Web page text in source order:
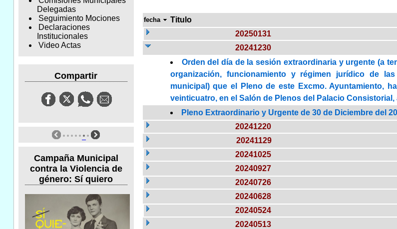
Delegadas
Seguimiento Mociones
Declaraciones
Institucionales
Video Actas
Compartir
Campaña Municipal
contra la Violencia de
género: Sí quiero
fecha Titulo
20250131
20241230
Orden del día de la sesión extraordinaria y urgente (a
organización, funcionamiento y régimen jurídico de
municipal) que el Pleno de este Excmo. Ayuntamiento,
veinticuatro, en el Salón de Plenos del Palacio Consistorial,
Pleno Extraordinario y Urgente de 30 de Diciembre del
20241220
20241129
20241025
20240927
20240726
20240628
20240524
20240513